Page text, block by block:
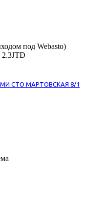
под Webasto)
2.3JTD
СТО МАРТОВСКАЯ 8/1